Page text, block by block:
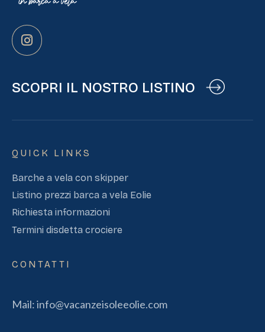
SCOPRI IL NOSTRO LISTINO
QUICK LINKS
Barche a vela con skipper
Listino prezzi barca a vela Eolie
Richiesta informazioni
Termini disdetta crociere
CONTATTI
Mail:info@vacanzeisoleeolie.com